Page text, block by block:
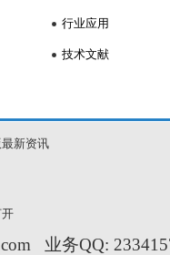
行业应用
技术文献
新资讯
业务QQ: